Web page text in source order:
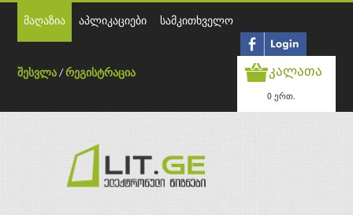
მაღაზია აპლიკაციები სამკითხველო
შესვლა /რეგისტრაცია კალათა
0 ერთ.